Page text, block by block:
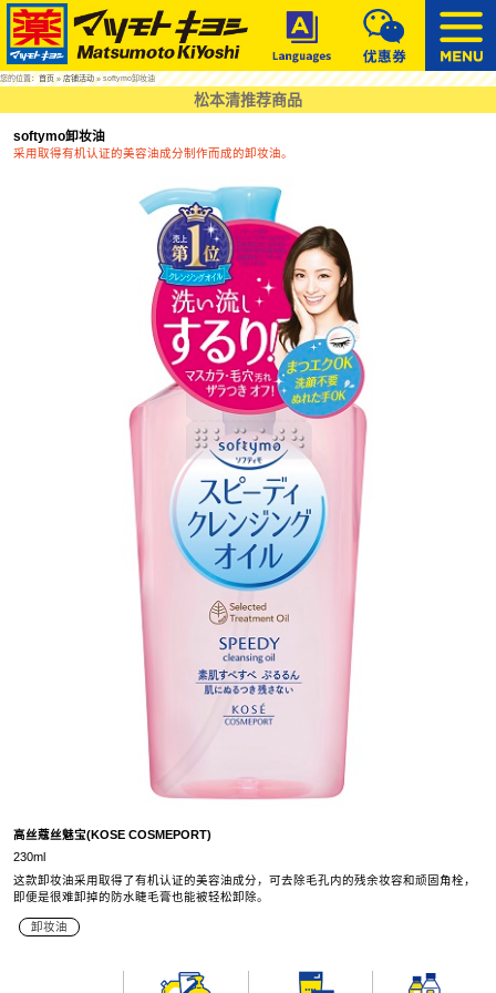
您的位置：首页»店铺活动» softymo卸妆油
松本清推荐商品
softymo卸妆油
采用取得有机认证的美容油成分制作而成的卸妆油。
高丝蔻丝魅宝(KOSE COSMEPORT)
230ml
这款卸妆油采用取得了有机认证的美容油成分，可去除毛孔内的残余妆容和顽固角栓，
即便是很难卸掉的防水睫毛膏也能被轻松卸除。
卸妆油